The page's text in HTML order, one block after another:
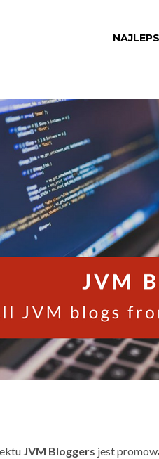
JVM Bloggers jest